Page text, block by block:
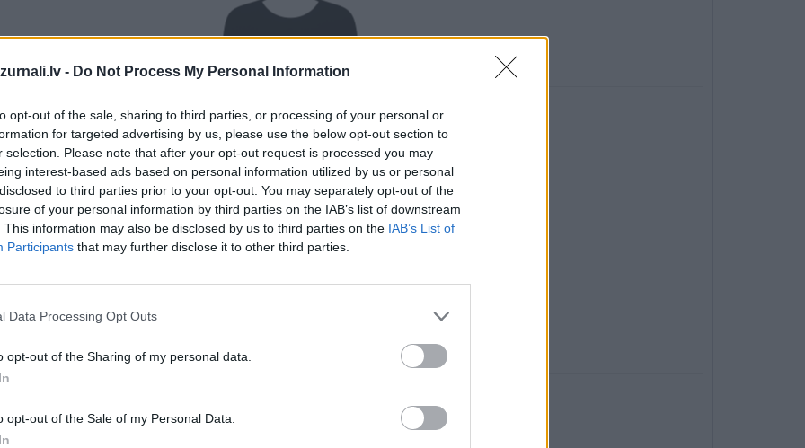
- Do Not Process My Personal Information
opt-out of the sale, sharing to third parties, or processing of your personal or
for targeted advertising by us, please use the below opt-out section to
selection. Please note that after your opt-out request is processed you may
interest-based ads based on personal information utilized by us or personal
to third parties prior to your opt-out. You may separately opt-out of the
of your personal information by third parties on the IAB’s list of downstream
This information may also be disclosed by us to third parties on the IAB’s List of
Participants that may further disclose it to other third parties.
Data Processing Opt Outs
opt-out of the Sharing of my personal data.
opt-out of the Sale of my Personal Data.
dizainere